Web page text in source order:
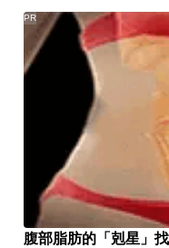
腹部脂肪的「剋星」
PR